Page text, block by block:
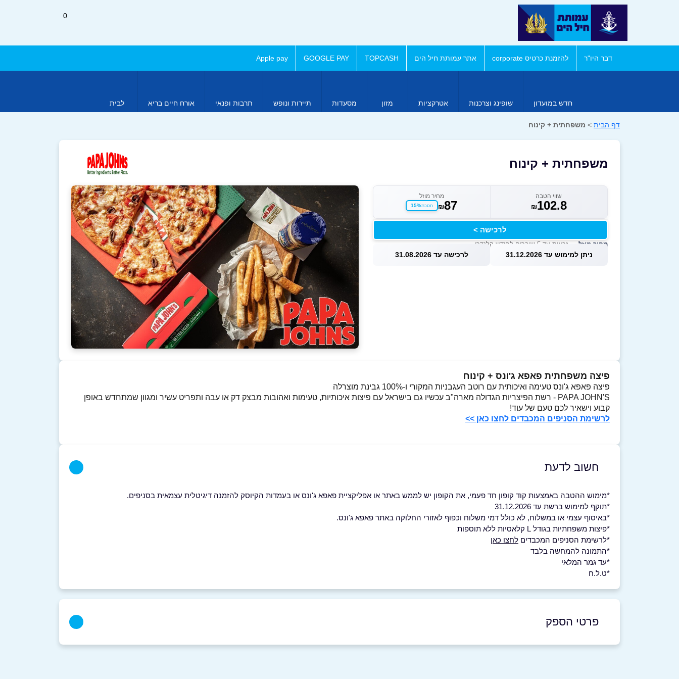
0
דבר היו"ר להזמנת כרטיס corporate אתר עמותת חיל הים TOPCASH
GOOGLE PAY
Apple pay
חדש במועדון שופינג וצרכנות אטרקציות מזון מסעדות תיירות ונופש תרבות ופנאי אורח חיים בריא לבית
דף הבית > משפחתית + קינוח
משפחתית + קינוח
שווי הטבה
₪102.8
מחיר מוזל
₪87 חסכת15%
לרכישה >
מחיר מוזל — זכאות עד 5 שוברים לחודש קלנדרי
ניתן למימוש עד 31.12.2026 לרכישה עד 31.08.2026
פיצה משפחתית פאפא ג'ונס + קינוח
פיצה פאפא ג'ונס טעימה ואיכותית עם רוטב העגבניות המקורי ו-100% גבינת מוצרלה
PAPA JOHN'S - רשת הפיצריות הגדולה מארה"ב עכשיו גם בישראל עם פיצות איכותיות, טעימות ואהובות מבצק דק או עבה ותפריט עשיר ומגוון שמתחדש באופן
קבוע וישאיר לכם טעם של עוד!
לרשימת הסניפים המכבדים לחצו כאן >>
חשוב לדעת
*מימוש ההטבה באמצעות קוד קופון חד פעמי, את הקופון יש לממש באתר או אפליקציית פאפא ג'ונס או בעמדות הקיוסק להזמנה דיגיטלית עצמאית בסניפים.
*תוקף למימוש ברשת עד 31.12.2026
*באיסוף עצמי או במשלוח, לא כולל דמי משלוח וכפוף לאזורי החלוקה באתר פאפא ג'ונס.
*פיצות משפחתיות בגודל L קלאסיות ללא תוספות
*לרשימת הסניפים המכבדים לחצו כאן
*התמונה להמחשה בלבד
*עד גמר המלאי
*ט.ל.ח
פרטי הספק